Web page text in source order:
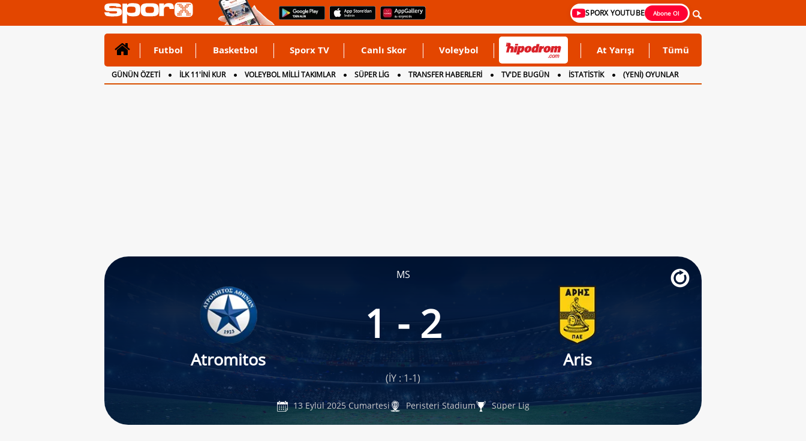
SPORX YOUTUBE Abone Ol
Futbol Basketbol Sporx TV Canlı Skor Voleybol At Yarışı Tümü
GÜNÜN ÖZETİ İLK 11'İNİ KUR VOLEYBOL MİLLİ TAKIMLAR SÜPER LİG TRANSFER HABERLERİ TV'DE BUGÜN İSTATİSTİK
(YENİ) OYUNLAR
CANLI ANLATIM
İNGİLTERE
MS
Atromitos
1 - 2
Aris
(İY : 1-1)
13 Eylül 2025 Cumartesi Peristeri Stadium Süper Lig